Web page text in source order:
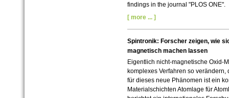
findings in the journal "PLOS ONE".
[ more ... ]
Spintronik: Forscher zeigen, wie
magnetisch machen lassen
Eigentlich nicht-magnetische Oxid-
komplexes Verfahren so
für dieses neue Phänomen ist ein
Materialschichten Atomlage für